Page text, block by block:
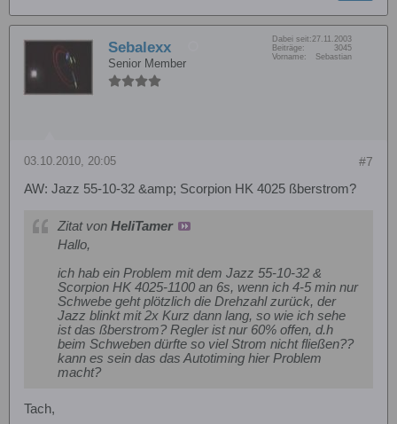
Sebalexx
Senior Member
Dabei seit: 27.11.2003
Beiträge:
3045
Vorname:
Sebastian
#7
03.10.2010, 20:05
AW: Jazz 55-10-32 &amp; Scorpion HK 4025 ßberstrom?
Zitat von HeliTamer
Hallo,
ich hab ein Problem mit dem Jazz 55-10-32 &
Scorpion HK 4025-1100 an 6s, wenn ich 4-5 min nur
Schwebe geht plötzlich die Drehzahl zurück, der
Jazz blinkt mit 2x Kurz dann lang, so wie ich sehe
ist das ßberstrom? Regler ist nur 60% offen, d.h
beim Schweben dürfte so viel Strom nicht fließen??
kann es sein das das Autotiming hier Problem
macht?
Tach,